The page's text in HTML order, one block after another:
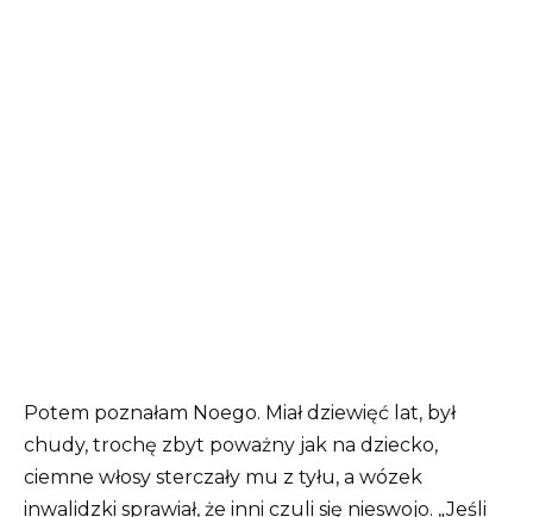
Potem poznałam Noego. Miał dziewięć lat, był
chudy, trochę zbyt poważny jak na dziecko,
ciemne włosy sterczały mu z tyłu, a wózek
inwalidzki sprawiał, że inni czuli się nieswojo. „Jeśli